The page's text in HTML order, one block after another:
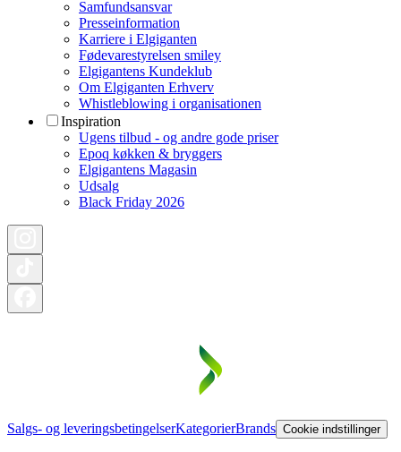
Samfundsansvar
Presseinformation
Karriere i Elgiganten
Fødevarestyrelsen smiley
Elgigantens Kundeklub
Om Elgiganten Erhverv
Whistleblowing i organisationen
Inspiration
Ugens tilbud - og andre gode priser
Epoq køkken & bryggers
Elgigantens Magasin
Udsalg
Black Friday 2026
Salgs- og leveringsbetingelserKategorierBrands Cookie indstillinger